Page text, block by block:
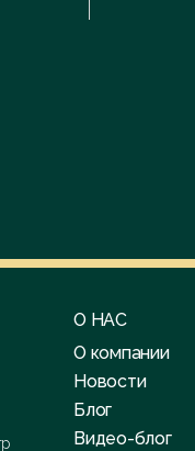
О НАС
О компании
Новости
Блог
Видео-блог